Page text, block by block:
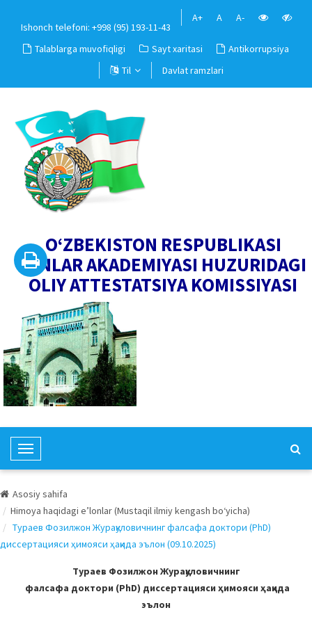
Ishonch telefoni: +998 (95) 193-11-43
A+ A A-
Talablarga muvofiqligi Sayt xaritasi
Antikorrupsiya
Til
Davlat ramzlari
O‘ZBEKISTON RESPUBLIKASI
FANLAR AKADEMIYASI HUZURIDAGI
OLIY ATTESTATSIYA KOMISSIYASI
T
o
g
e
N
v
Asosiy sahifa
Himoya haqidagi e’lonlar (Mustaqil ilmiy kengash bo‘yicha)
Тураев Фозилжон Журақуловичнинг фалсафа доктори (PhD)
диссертацияси ҳимояси ҳақида эълон (09.10.2025)
Тураев Фозилжон Журақуловичнинг
фалсафа доктори (PhD) диссертацияси ҳимояси ҳақида
эълон